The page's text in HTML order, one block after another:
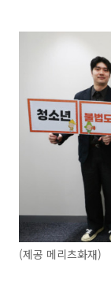
(제공 메리츠화재)